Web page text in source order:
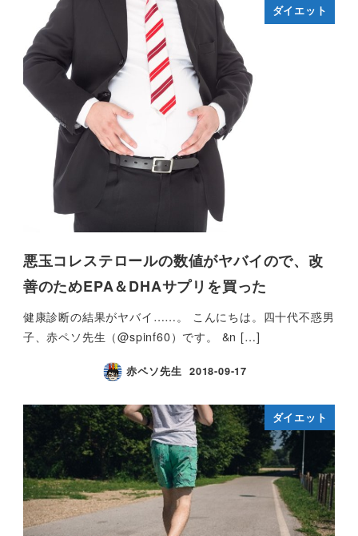
ダイエット
悪玉コレステロールの数値がヤバイので、改
善のためEPA＆DHAサプリを買った
健康診断の結果がヤバイ……。 こんにちは。四十代不惑男
子、赤ペソ先生（@spinf60）です。 &n […]
赤ペソ先生 2018-09-17
ダイエット